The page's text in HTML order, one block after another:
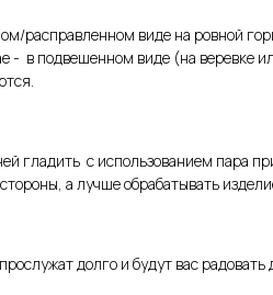
расправленном виде на ровной
- в подвешенном виде (на веревке
гладить с использованием пара
а лучше обрабатывать
долго и будут вас радовать